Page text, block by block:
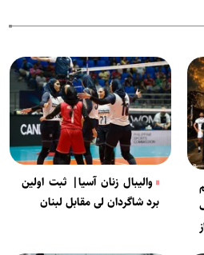
والیبال زنان آسیا| ثبت اولین
برد شاگردان لی مقابل لبنان